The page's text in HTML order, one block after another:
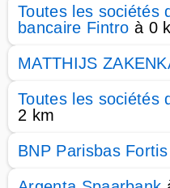
Toutes les sociétés
bancaire Fintro à 0
MATTHIJS
Toutes les sociétés
2 km
BNP Parisbas